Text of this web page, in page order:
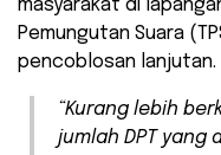
masyarakat di
Pemungutan Suara
pencoblosan lanjutan.
“Kurang lebih
jumlah DPT yang